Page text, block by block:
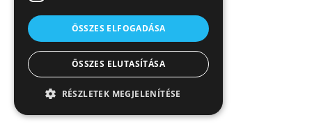
ÖSSZES ELFOGADÁSA
ÖSSZES ELUTASÍTÁSA
RÉSZLETEK MEGJELENÍTÉSE